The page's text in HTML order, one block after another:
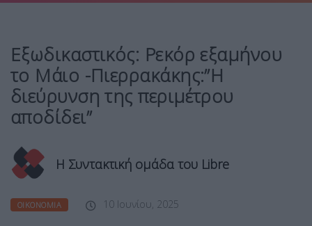
Εξωδικαστικός: Ρεκόρ εξαμήνου
το Μάιο -Πιερρακάκης:”H
διεύρυνση της περιμέτρου
αποδίδει”
Η Συντακτική ομάδα του Libre
ΟΙΚΟΝΟΜΊΑ 10 Ιουνίου, 2025